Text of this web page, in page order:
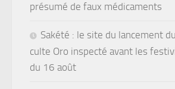
présumé de faux médicaments
Sakété : le site du lancement du
culte Oro inspecté avant les
du 16 août